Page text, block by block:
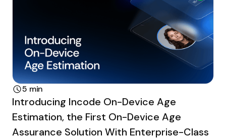
5 min
Introducing Incode On-Device Age
Estimation, the First On-Device Age
Assurance Solution With Enterprise-Class